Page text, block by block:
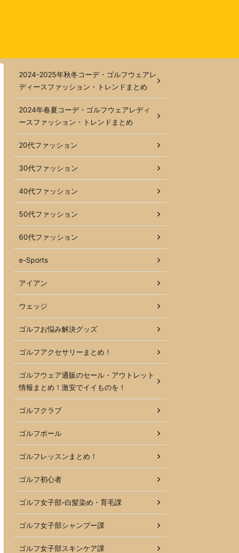
2024-2025年秋冬コーデ・ゴルフウェアレ
ディースファッション・トレンドまとめ
2024年春夏コーデ・ゴルフウェアレディ
ースファッション・トレンドまとめ
20代ファッション
30代ファッション
40代ファッション
50代ファッション
60代ファッション
e-Sports
アイアン
ウェッジ
ゴルフお悩み解決グッズ
ゴルフアクセサリーまとめ！
ゴルフウェア通販のセール・アウトレット
情報まとめ！激安でイイものを！
ゴルフクラブ
ゴルフボール
ゴルフレッスンまとめ！
ゴルフ初心者
ゴルフ女子部-白髪染め・育毛課
ゴルフ女子部シャンプー課
ゴルフ女子部スキンケア課